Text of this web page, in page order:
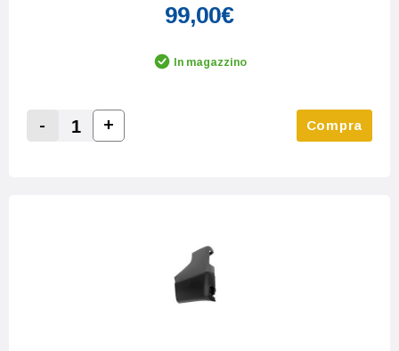
99,00€
In magazzino
Decrease Quantity:
-
Increase Quantity:
+ Compra